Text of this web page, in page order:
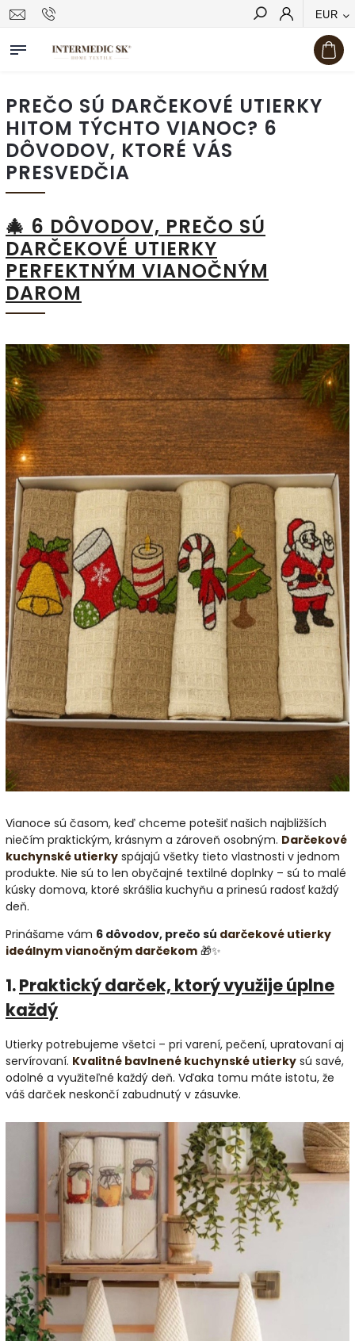
EUR
Hľadať
PREČO SÚ DARČEKOVÉ UTIERKY
HITOM TÝCHTO VIANOC? 6
DÔVODOV, KTORÉ VÁS
PRESVEDČIA
🎄 6 DÔVODOV, PREČO SÚ
DARČEKOVÉ UTIERKY
PERFEKTNÝM VIANOČNÝM
DAROM
Vianoce sú časom, keď chceme potešiť našich najbližších
niečím praktickým, krásnym a zároveň osobným. Darčekové
kuchynské utierky spájajú všetky tieto vlastnosti v jednom
produkte. Nie sú to len obyčajné textilné doplnky – sú to malé
kúsky domova, ktoré skrášlia kuchyňu a prinesú radosť každý
deň.
Prinášame vám 6 dôvodov, prečo sú darčekové utierky
ideálnym vianočným darčekom 🎁✨
1.Praktický darček, ktorý využije úplne
každý
Utierky potrebujeme všetci – pri varení, pečení, upratovaní aj
servírovaní. Kvalitné bavlnené kuchynské utierky sú savé,
odolné a využiteľné každý deň. Vďaka tomu máte istotu, že
váš darček neskončí zabudnutý v zásuvke.